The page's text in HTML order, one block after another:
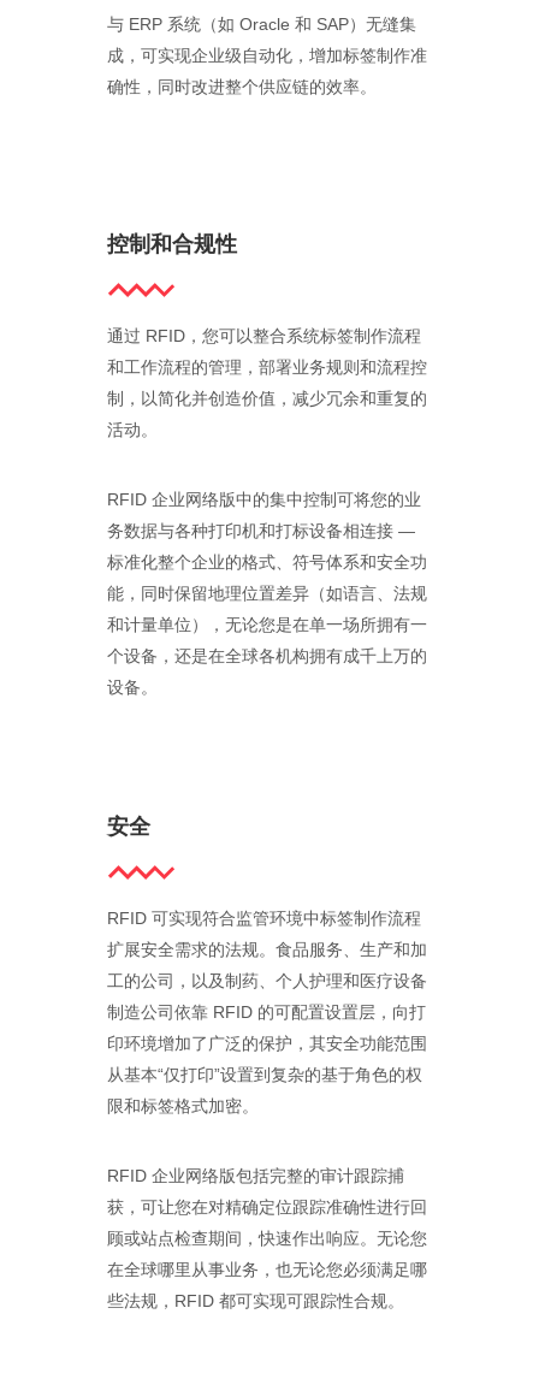
与 ERP 系统（如 Oracle 和 SAP）无缝集
成，可实现企业级自动化，增加标签制作准
确性，同时改进整个供应链的效率。
控制和合规性
通过 RFID，您可以整合系统标签制作流程
和工作流程的管理，部署业务规则和流程控
制，以简化并创造价值，减少冗余和重复的
活动。
RFID 企业网络版中的集中控制可将您的业
务数据与各种打印机和打标设备相连接 —
标准化整个企业的格式、符号体系和安全功
能，同时保留地理位置差异（如语言、法规
和计量单位），无论您是在单一场所拥有一
个设备，还是在全球各机构拥有成千上万的
设备。
安全
RFID 可实现符合监管环境中标签制作流程
扩展安全需求的法规。食品服务、生产和加
工的公司，以及制药、个人护理和医疗设备
制造公司依靠 RFID 的可配置设置层，向打
印环境增加了广泛的保护，其安全功能范围
从基本“仅打印”设置到复杂的基于角色的权
限和标签格式加密。
RFID 企业网络版包括完整的审计跟踪捕
获，可让您在对精确定位跟踪准确性进行回
顾或站点检查期间，快速作出响应。无论您
在全球哪里从事业务，也无论您必须满足哪
些法规，RFID 都可实现可跟踪性合规。